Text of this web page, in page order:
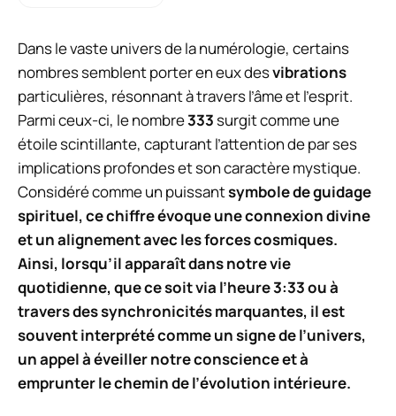
Dans le vaste univers de la numérologie, certains
nombres semblent porter en eux desvibrations
particulières, résonnant à travers l’âme et l’esprit.
Parmi ceux-ci, le nombre333surgit comme une
étoile scintillante, capturant l’attention de par ses
implications profondes et son caractère mystique.
Considéré comme un puissantsymbole de guidage
spirituel, ce chiffre évoque une connexion divine
et un alignement avec lesforces cosmiques.
Ainsi, lorsqu’il apparaît dans notre vie
quotidienne, que ce soit via l’heure 3:33 ou à
travers des synchronicités marquantes, il est
souvent interprété comme un signe de l’univers,
un appel à éveiller notre conscience et à
emprunter le chemin de l’évolution intérieure.